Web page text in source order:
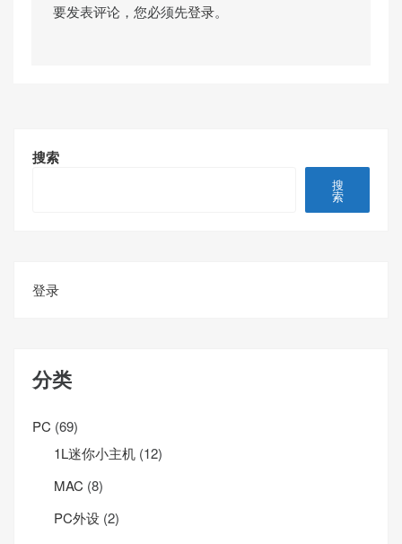
要发表评论，您必须先登录。
搜索
搜
索
登录
分类
PC (69)
1L迷你小主机 (12)
MAC (8)
PC外设 (2)